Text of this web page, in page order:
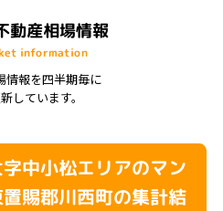
動産相場情報
information
情報を四半期毎に
しています。
中小松エリアのマン
賜郡川西町の集計結